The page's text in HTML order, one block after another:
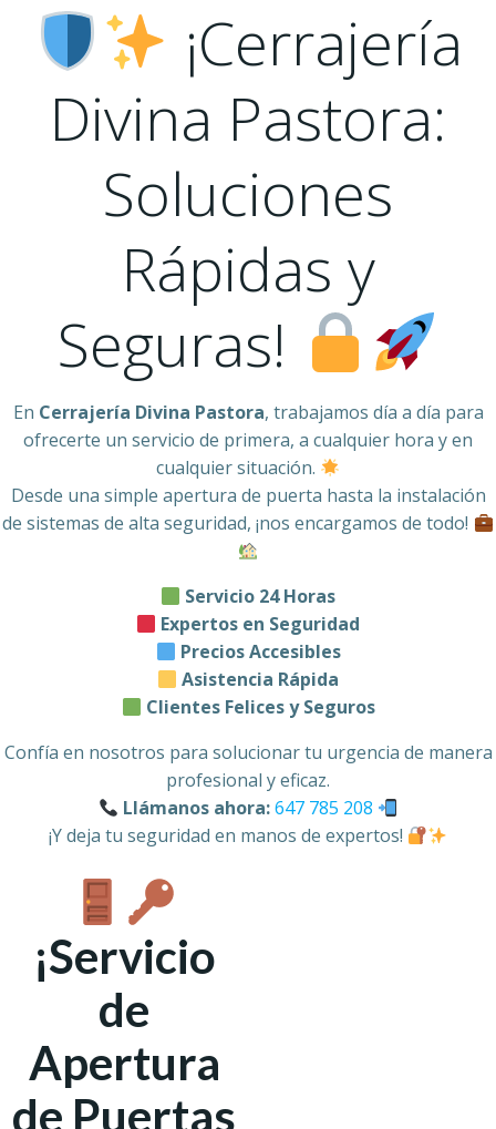
¡Cerrajería
Divina Pastora:
Soluciones
Rápidas y
Seguras!
En Cerrajería Divina Pastora, trabajamos día a día para
ofrecerte un servicio de primera, a cualquier hora y en
cualquier situación.
Desde una simple apertura de puerta hasta la instalación
de sistemas de alta seguridad, ¡nos encargamos de todo!
Servicio 24 Horas
Expertos en Seguridad
Precios Accesibles
Asistencia Rápida
Clientes Felices y Seguros
Confía en nosotros para solucionar tu urgencia de manera
profesional y eficaz.
Llámanos ahora:647 785 208
¡Y deja tu seguridad en manos de expertos!
¡Servicio
de
Apertura
de Puertas